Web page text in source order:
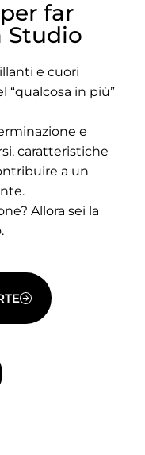
far
Studio
e cuori
“qualcosa in più”
e
caratteristiche
a un
Allora sei la